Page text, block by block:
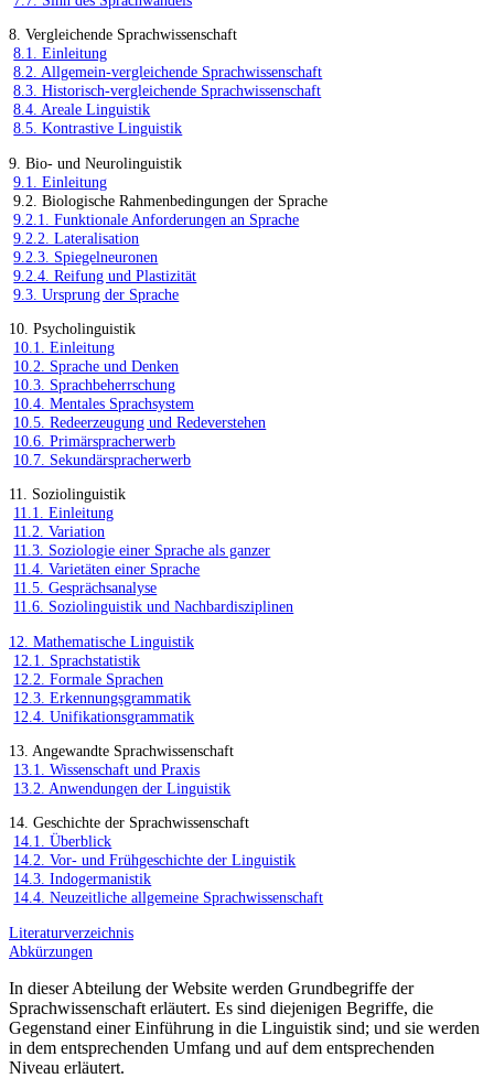
8. Vergleichende Sprachwissenschaft
8.1. Einleitung
8.2. Allgemein-vergleichende Sprachwissenschaft
8.3. Historisch-vergleichende Sprachwissenschaft
8.4. Areale Linguistik
8.5. Kontrastive Linguistik
9. Bio- und Neurolinguistik
9.1. Einleitung
9.2. Biologische Rahmenbedingungen der Sprache
9.2.1. Funktionale Anforderungen an Sprache
9.2.2. Lateralisation
9.2.3. Spiegelneuronen
9.2.4. Reifung und Plastizität
9.3. Ursprung der Sprache
10. Psycholinguistik
10.1. Einleitung
10.2. Sprache und Denken
10.3. Sprachbeherrschung
10.4. Mentales Sprachsystem
10.5. Redeerzeugung und Redeverstehen
10.6. Primärspracherwerb
10.7. Sekundärspracherwerb
11. Soziolinguistik
11.1. Einleitung
11.2. Variation
11.3. Soziologie einer Sprache als ganzer
11.4. Varietäten einer Sprache
11.5. Gesprächsanalyse
11.6. Soziolinguistik und Nachbardisziplinen
12. Mathematische Linguistik
12.1. Sprachstatistik
12.2. Formale Sprachen
12.3. Erkennungsgrammatik
12.4. Unifikationsgrammatik
13. Angewandte Sprachwissenschaft
13.1. Wissenschaft und Praxis
13.2. Anwendungen der Linguistik
14. Geschichte der Sprachwissenschaft
14.1. Überblick
14.2. Vor- und Frühgeschichte der Linguistik
14.3. Indogermanistik
14.4. Neuzeitliche allgemeine Sprachwissenschaft
Literaturverzeichnis
Abkürzungen
In dieser Abteilung der Website werden Grundbegriffe der
Sprachwissenschaft erläutert. Es sind diejenigen Begriffe, die
Gegenstand einer Einführung in die Linguistik sind; und sie werden
in dem entsprechenden Umfang und auf dem entsprechenden
Niveau erläutert.